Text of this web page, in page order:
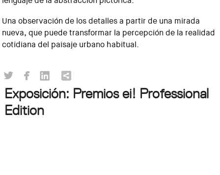
Una observación de los detalles a partir de una mirada
nueva, que puede transformar la percepción de la realidad
cotidiana del paisaje urbano habitual.
Exposición: Premios ei! Professional
Edition